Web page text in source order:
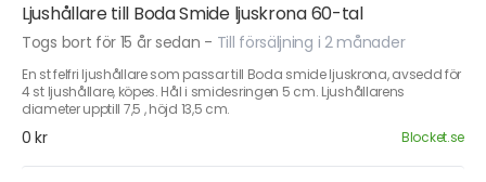
Ljushållare till Boda Smide ljuskrona 60-tal
Togs bort för 15 år sedan - Till försäljning i 2 månader
En st felfri ljushållare som passar till Boda smide ljuskrona, avsedd för
4 st ljushållare, köpes. Hål i smidesringen 5 cm. Ljushållarens
diameter upptill 7,5 , höjd 13,5 cm.
0 kr Blocket.se